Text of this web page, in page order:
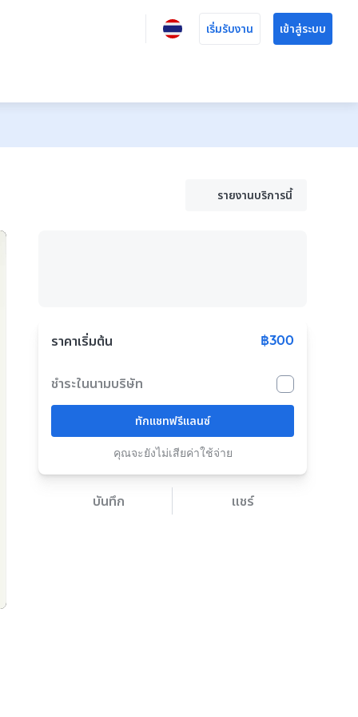
เริ่มรับงาน เข้าสู่ระบบ
รายงานบริการนี้
ราคาเริ่มต้น ฿300
ชำระในนามบริษัท
ทักแชทฟรีแลนซ์
คุณจะยังไม่เสียค่าใช้จ่าย
บันทึก แชร์